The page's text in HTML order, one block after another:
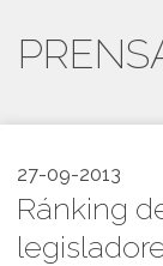
27-09-2013
Ránking